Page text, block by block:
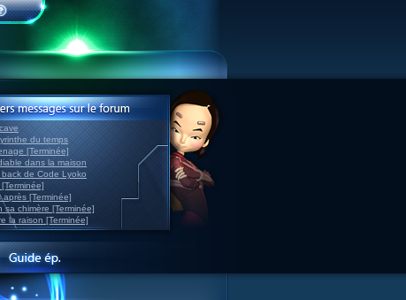
du temps
[Terminée]
dans la maison
de Code Lyoko
[Terminée]
sa chimère [Terminée]
la raison [Terminée]